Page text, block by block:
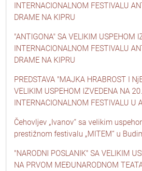
INTERNACIONALNOM FESTIVALU
DRAME NA KIPRU
"ANTIGONA" SA VELIKIM USPEHOM
INTERNACIONALNOM FESTIVALU
DRAME NA KIPRU
PREDSTAVA "MAJKA HRABROST I
VELIKIM USPEHOM IZVEDENA NA 20.
INTERNACIONALNOM FESTIVALU U
Čehovljev „Ivanov“ sa velikim
prestižnom festivalu „MITEM“ u
"NARODNI POSLANIK" SA VELIKIM
NA PRVOM MEĐUNARODNOM